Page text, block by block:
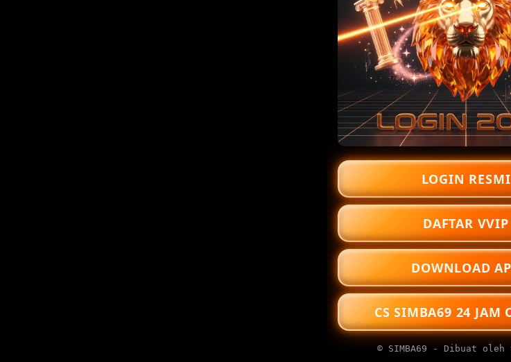
LOGIN RESMI
DAFTAR VVIP
DOWNLOAD
CS SIMBA69 24 JAM
© SIMBA69 - Dibuat oleh